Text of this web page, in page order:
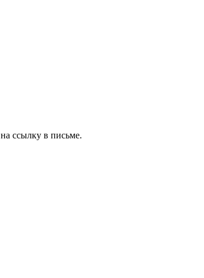
ссылку в письме.